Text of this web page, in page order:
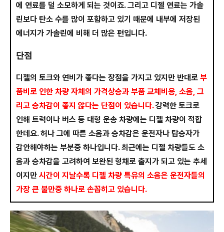
에 연료를 덜 소모하게 되는 것이죠. 그리고 디젤 연료는 가솔
린보다 탄소 수를 많이 포함하고 있기 때문에 내부에 저장된
에너지가 가솔린에 비해 더 많은 편입니다.
단점
디젤의 토크와 연비가 좋다는 장점을 가지고 있지만 반대로 부
품비로 인한 차량 자체의 가격상승과 부품 교체비용, 소음, 그
리고 승차감이 좋지 않다는 단점이 있습니다.강력한 토크로
인해 트럭이나 버스 등 대형 운송 차량에는 디젤 차량이 적합
한데요. 허나 그에 따른 소음과 승차감은 운전자나 탑승자가
감안해야하는 부분중 하나입니다. 최근에는 디젤 차량들도 소
음과 승차감을 고려하여 보완된 형채로 출지가 되고 있는 추세
이지만 시간이 지날수록 디젤 차량 특유의 소음은 운전자들의
가장 큰 불만중 하나로 손꼽히고 있습니다.